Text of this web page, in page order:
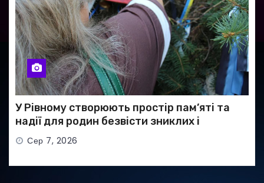
У Рівному створюють простір пам’яті та
надії для родин безвісти зниклих і
полонених військових
Сер 7, 2026